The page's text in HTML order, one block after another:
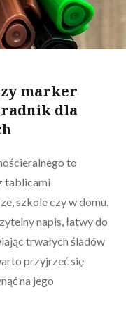
marker
dla
to
tablicami
szkole czy w domu.
napis, łatwy do
trwałych śladów
przyjrzeć się
na jego